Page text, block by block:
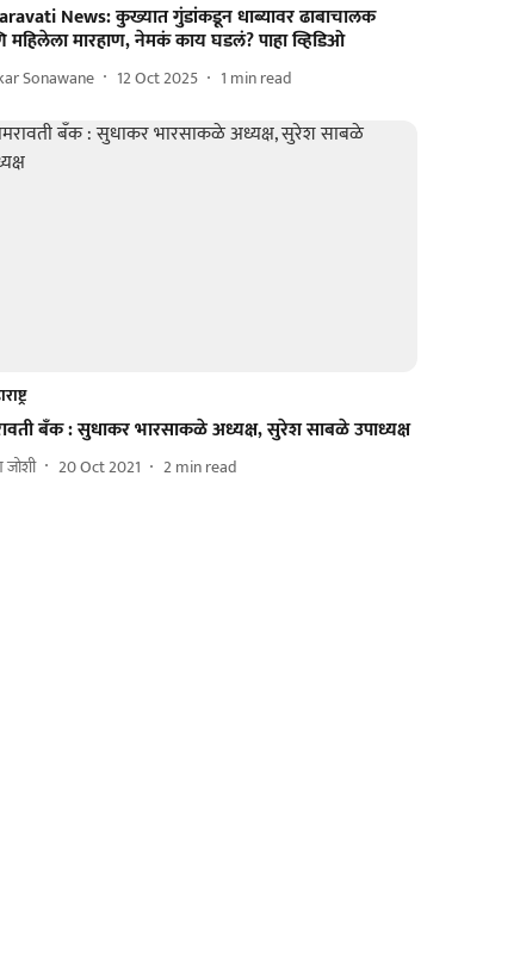
News: कुख्यात गुंडांकडून धाब्यावर ढाबाचालक
मारहाण, नेमकं काय घडलं? पाहा व्हिडिओ
Sonawane 12 Oct 2025 1 min read
बॅंक : सुधाकर भारसाकळे अध्यक्ष, सुरेश साबळे उपाध्यक्ष
20 Oct 2021 2min read